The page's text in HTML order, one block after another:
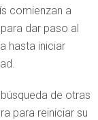
comienzan a
dar paso al
hasta iniciar
de otras
para reiniciar su